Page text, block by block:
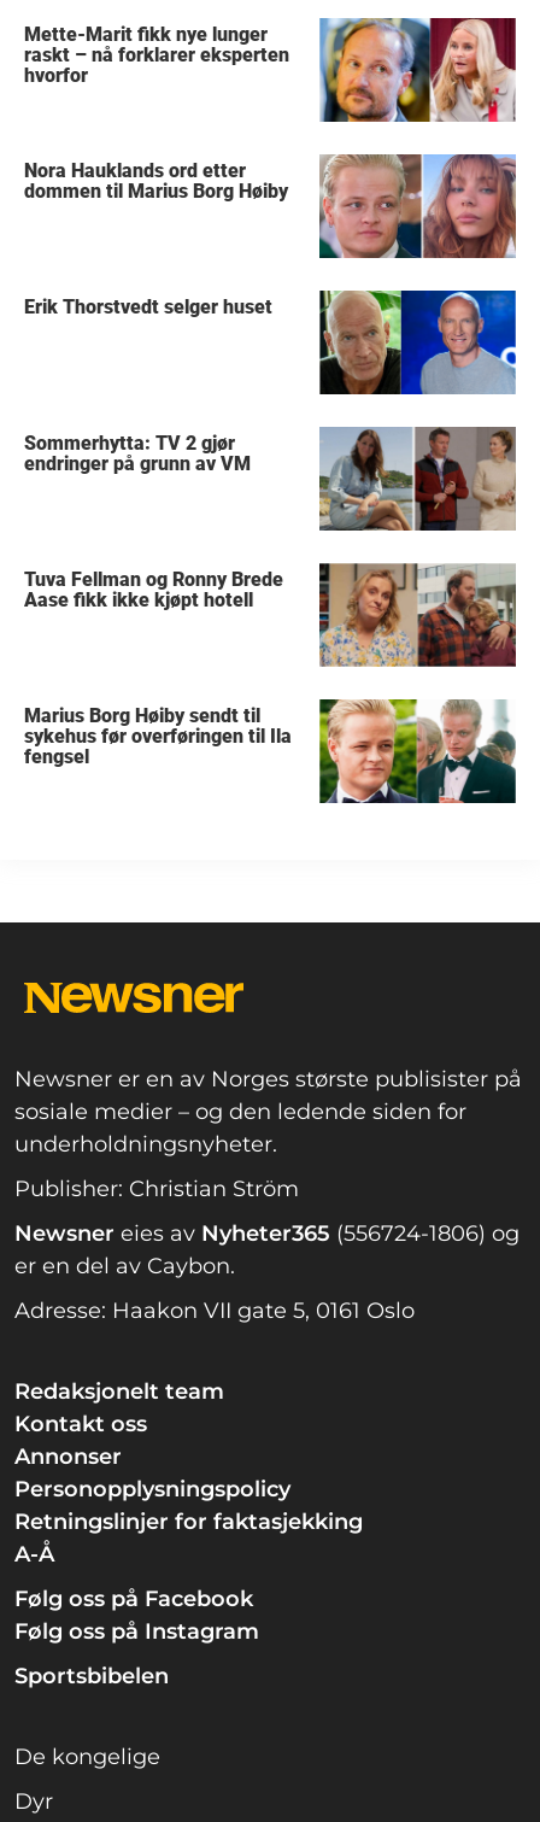
Mette-Marit fikk nye lunger
raskt – nå forklarer eksperten
hvorfor
Nora Hauklands ord etter
dommen til Marius Borg Høiby
Erik Thorstvedt selger huset
Sommerhytta: TV 2 gjør
endringer på grunn av VM
Tuva Fellman og Ronny Brede
Aase fikk ikke kjøpt hotell
Marius Borg Høiby sendt til
sykehus før overføringen til Ila
fengsel
Newsner er en av Norges største publisister på
sosiale medier – og den ledende siden for
underholdningsnyheter.
Publisher: Christian Ström
Newsner eies av Nyheter365 (556724-1806) og
er en del av Caybon.
Adresse: Haakon VII gate 5, 0161 Oslo
Redaksjonelt team
Kontakt oss
Annonser
Personopplysningspolicy
Retningslinjer for faktasjekking
A-Å
Følg oss på Facebook
Følg oss på Instagram
Sportsbibelen
De kongelige
Dyr